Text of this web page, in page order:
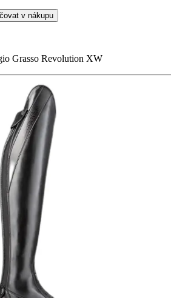
v nákupu
Grasso Revolution XW